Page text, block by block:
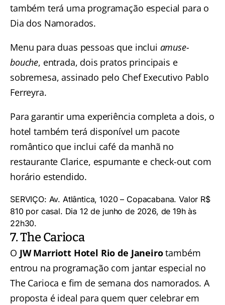
também terá uma programação especial para o
Dia dos Namorados.
Menu para duas pessoas que inclui amuse-
bouche, entrada, dois pratos principais e
sobremesa, assinado pelo Chef Executivo Pablo
Ferreyra.
Para garantir uma experiência completa a dois, o
hotel também terá disponível um pacote
romântico que inclui café da manhã no
restaurante Clarice, espumante e check-out com
horário estendido.
SERVIÇO: Av. Atlântica, 1020 – Copacabana. Valor R$
810 por casal. Dia 12 de junho de 2026, de 19h às
22h30.
7. The Carioca
O JW Marriott Hotel Rio de Janeirotambém
entrou na programação com jantar especial no
The Carioca e fim de semana dos namorados. A
proposta é ideal para quem quer celebrar em